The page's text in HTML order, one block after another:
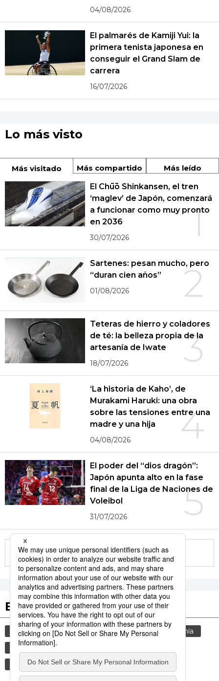
04/08/2026
El palmarés de Kamiji Yui: la
primera tenista japonesa en
conseguir el Grand Slam de
carrera
16/07/2026
Lo más visto
Más visitado Más compartido Más leído
1
El Chūō Shinkansen, el tren
‘maglev’ de Japón, comenzará
a funcionar como muy pronto
en 2036
30/07/2026
2
Sartenes: pesan mucho, pero
“duran cien años”
01/08/2026
3
Teteras de hierro y coladores
de té: la belleza propia de la
artesanía de Iwate
18/07/2026
4
‘La historia de Kaho’, de
Murakami Haruki: una obra
sobre las tensiones entre una
madre y una hija
04/08/2026
5
El poder del “dios dragón”:
Japón apunta alto en la fase
final de la Liga de Naciones de
Voleibol
31/07/2026
More in this series
Etiquetas destacadas
cultura sociedad jiji press
gastronomía
noticias
comida
economía alimentos